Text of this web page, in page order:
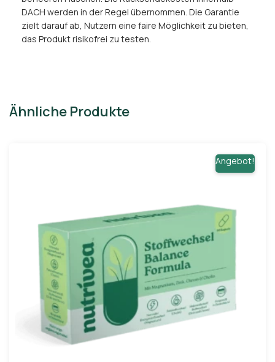
DACH werden in der Regel übernommen. Die Garantie
zielt darauf ab, Nutzern eine faire Möglichkeit zu bieten,
das Produkt risikofrei zu testen.
Ähnliche Produkte
Angebot!